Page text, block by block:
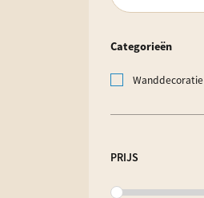
Categorieën
Wanddecoratie
PRIJS